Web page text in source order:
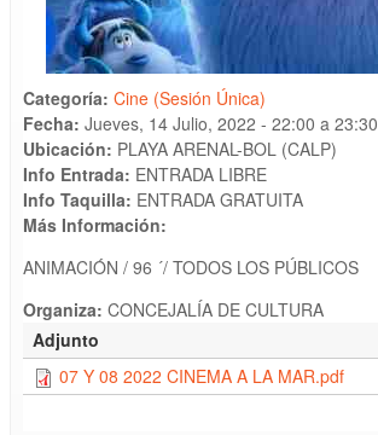
Categoría: Cine (Sesión Única)
Fecha: Jueves, 14 Julio, 2022 - 22:00 a 23:30
Ubicación: PLAYA ARENAL-BOL (CALP)
Info Entrada: ENTRADA LIBRE
Info Taquilla: ENTRADA GRATUITA
Más Información:
ANIMACIÓN / 96 ´/ TODOS LOS PÚBLICOS
Organiza: CONCEJALÍA DE CULTURA
Adjunto
07 Y 08 2022 CINEMA A LA MAR.pdf